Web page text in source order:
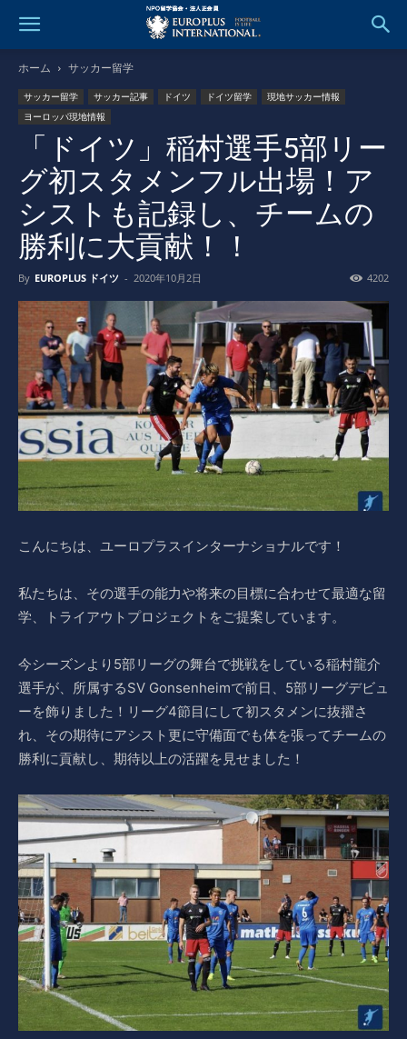
ホーム サッカー留学
サッカー留学 サッカー記事 ドイツ ドイツ留学
現地サッカー情報
ヨーロッパ現地情報
「ドイツ」稲村選手5部リー
グ初スタメンフル出場！ア
シストも記録し、チームの
勝利に大貢献！！
By EUROPLUS ドイツ - 2020年10月2日 4202
こんにちは、ユーロプラスインターナショナルです！
私たちは、その選手の能力や将来の目標に合わせて最適な留
学、トライアウトプロジェクトをご提案しています。
今シーズンより5部リーグの舞台で挑戦をしている稲村龍介
選手が、所属するSV Gonsenheimで前日、5部リーグデビュ
ーを飾りました！リーグ4節目にして初スタメンに抜擢さ
れ、その期待にアシスト更に守備面でも体を張ってチームの
勝利に貢献し、期待以上の活躍を見せました！